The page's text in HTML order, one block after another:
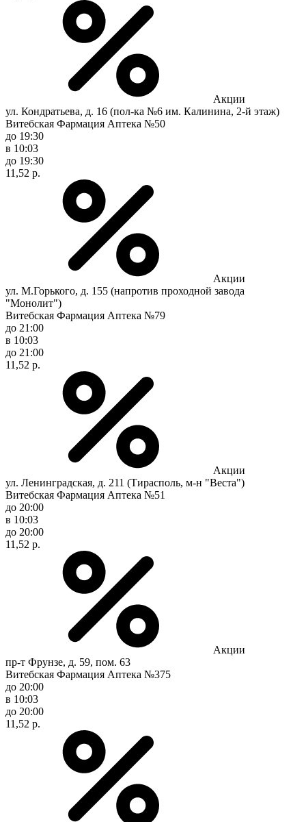
Акции
ул. Кондратьева, д. 16 (пол-ка №6 им. Калинина, 2-й этаж)
Витебская Фармация Аптека №50
до 19:30
в 10:03
до 19:30
11,52 р.
Акции
ул. М.Горького, д. 155 (напротив проходной завода
"Монолит")
Витебская Фармация Аптека №79
до 21:00
в 10:03
до 21:00
11,52 р.
Акции
ул. Ленинградская, д. 211 (Тирасполь, м-н "Веста")
Витебская Фармация Аптека №51
до 20:00
в 10:03
до 20:00
11,52 р.
Акции
пр-т Фрунзе, д. 59, пом. 63
Витебская Фармация Аптека №375
до 20:00
в 10:03
до 20:00
11,52 р.